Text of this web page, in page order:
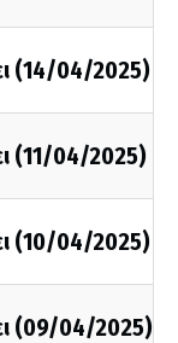
(14/04/2025)
(11/04/2025)
(10/04/2025)
(09/04/2025)